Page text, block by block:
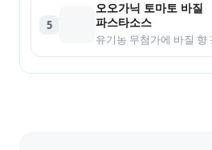
5
오오가닉 토마토 바질
파스타소스
유기농 무첨가에 바질 향